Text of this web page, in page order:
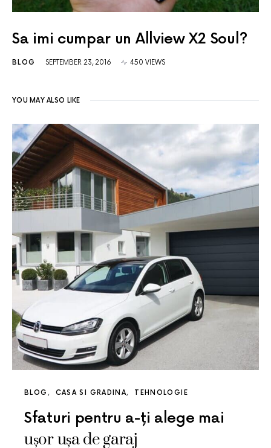
Sa imi cumpar un Allview X2 Soul?
BLOG SEPTEMBER 23, 2016 450 VIEWS
YOU MAY ALSO LIKE
BLOG CASA SI GRADINA TEHNOLOGIE
Sfaturi pentru a-ți alege mai
ușor ușa de garaj